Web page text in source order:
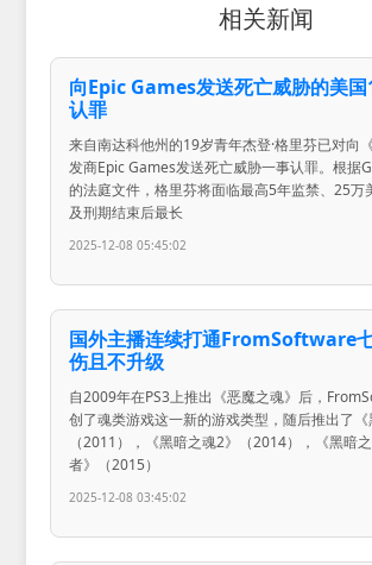
相关新闻
向Epic Games发送死亡威胁的美
认罪
来自南达科他州的19岁青年杰登·格里芬已对向
发商Epic Games发送死亡威胁一事认罪。根据
的法庭文件，格里芬将面临最高5年监禁、25万
及刑期结束后最长
2025-12-08 05:45:02
国外主播连续打通FromSoftware
伤且不升级
自2009年在PS3上推出《恶魔之魂》后，
创了魂类游戏这一新的游戏类型，随后推出了《
（2011），《黑暗之魂2》（2014），《黑暗
者》（2015）
2025-12-08 03:45:02